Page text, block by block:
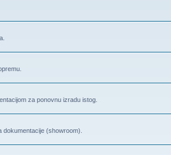
za ponovnu izradu istog.
(showroom).